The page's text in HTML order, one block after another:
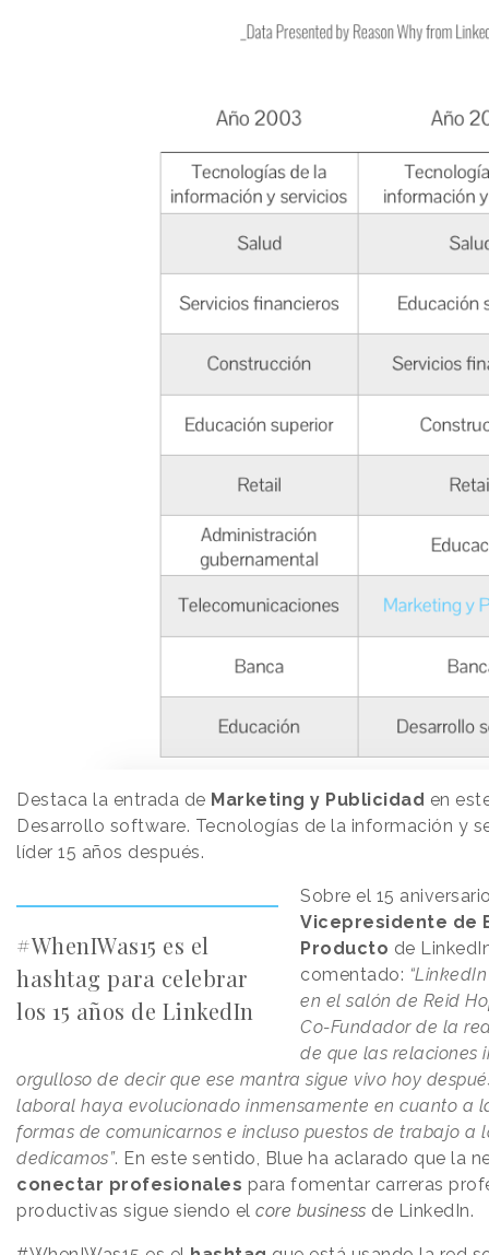
Destaca la entrada de Marketing y Publicidad en
Desarrollo software. Tecnologías de la información y
líder 15 años después.
#WhenIWas15 es el
hashtag para celebrar
los 15 años de LinkedIn
Sobre el 15
Vicepresidente de
Producto de
comentado:
en el salón de Reid
Co-Fundador de la
de que las relaciones
orgulloso de decir que ese mantra sigue vivo hoy
laboral haya evolucionado inmensamente en cuanto a
formas de comunicarnos e incluso puestos de trabajo a
dedicamos”. En este sentido, Blue ha aclarado que la
conectar profesionales para fomentar carreras
productivas sigue siendo el core business de LinkedIn.